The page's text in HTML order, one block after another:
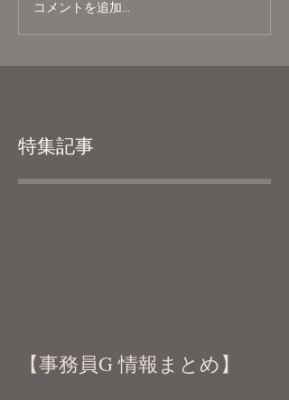
コメントを追加…
特集記事
【事務員G 情報まとめ】